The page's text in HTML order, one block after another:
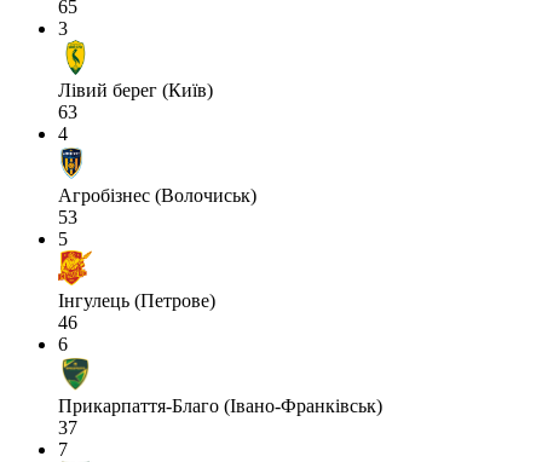
65
3
Лівий берег (Київ)
63
4
Агробізнес (Волочиськ)
53
5
Інгулець (Петрове)
46
6
Прикарпаття-Благо (Івано-Франківськ)
37
7